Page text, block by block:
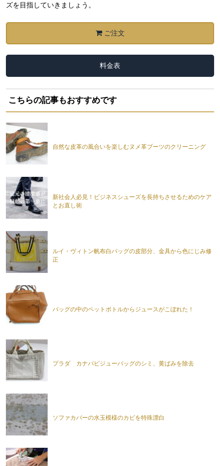
ズを目指していきましょう。
ご注文
料金表
こちらの記事もおすすめです
自然な皮革の風合いを楽しむヌメ革ブーツのクリーニング
新社会人必見！ビジネスシューズを長持ちさせるためのケア
とお直し術
ルイ・ヴィトン帆布白バッグの皮部分、金具から色にじみ修
正
バッグの中のペットボトルからジュースがこぼれた！
プラダ カナパビジューバッグのシミ、黄ばみを除去
ソファカバーの水玉模様のカビを特殊漂白